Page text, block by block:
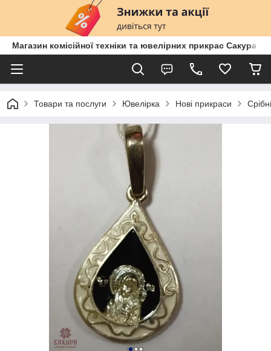
Магазин комісійної техніки та ювелірних прикрас Сакура
Товари та послуги Ювелірка Нові прикраси